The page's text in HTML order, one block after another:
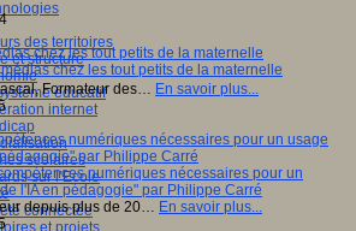
des territoires
et structure
éducatif
internet
scolaires
sur l’Ecole
connectée
et projets
chez les tout petits de la maternelle
Formateur des… En savoir plus...
numériques nécessaires pour un usage
par Philippe Carré
depuis plus de 20… En savoir plus...